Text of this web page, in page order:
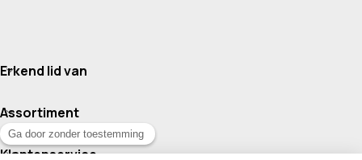
Erkend lid van
Assortiment
Klantenservice